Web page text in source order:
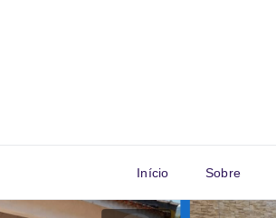
Início Sobre